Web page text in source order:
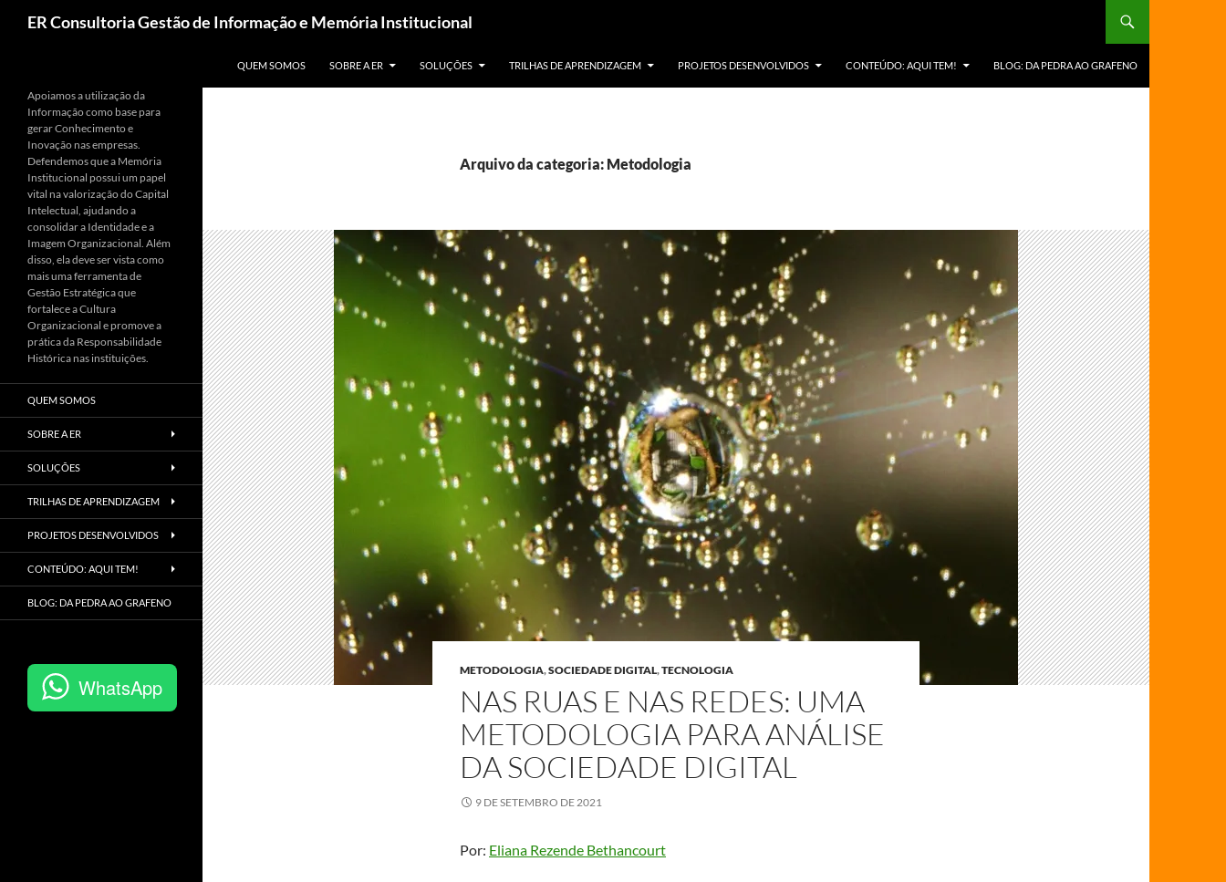
ER Consultoria Gestão de Informação e Memória Institucional
QUEM SOMOS
SOBRE A ER SOLUÇÕES TRILHAS DE APRENDIZAGEM PROJETOS DESENVOLVIDOS CONTEÚDO: AQUI TEM! BLOG: DA PEDRA AO GRAFENO
Arquivo da categoria: Metodologia
METODOLOGIA,SOCIEDADE DIGITAL,TECNOLOGIA
NAS RUAS E NAS REDES: UMA
METODOLOGIA PARA ANÁLISE
DA SOCIEDADE DIGITAL
9 DE SETEMBRO DE 2021
Por: Eliana Rezende Bethancourt
Apoiamos a utilização da
Informação como base para
gerar Conhecimento e
Inovação nas empresas.
Defendemos que a Memória
Institucional possui um papel
vital na valorização do Capital
Intelectual, ajudando a
consolidar a Identidade e a
Imagem Organizacional. Além
disso, ela deve ser vista como
mais uma ferramenta de
Gestão Estratégica que
fortalece a Cultura
Organizacional e promove a
prática da Responsabilidade
Histórica nas instituições.
QUEM SOMOS
SOBRE A ER
SOLUÇÕES
TRILHAS DE APRENDIZAGEM
PROJETOS DESENVOLVIDOS
CONTEÚDO: AQUI TEM!
BLOG: DA PEDRA AO GRAFENO
WhatsApp